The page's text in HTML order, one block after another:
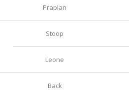
Praplan
Stoop
Leone
Back